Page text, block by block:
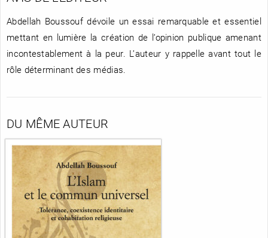
Abdellah Boussouf dévoile un essai remarquable et essentiel
mettant en lumière la création de l’opinion publique amenant
incontestablement à la peur. L’auteur y rappelle avant tout le
rôle déterminant des médias.
DU MÊME AUTEUR